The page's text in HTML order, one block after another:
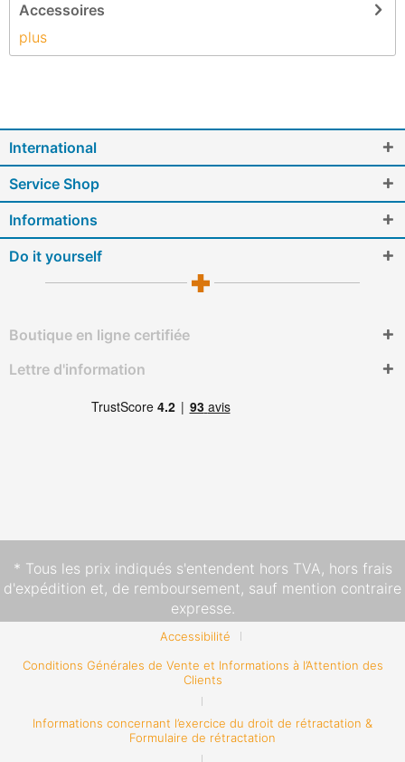
Accessoires
plus
International
Service Shop
Informations
Do it yourself
Boutique en ligne certifiée
Lettre d'information
* Tous les prix indiqués s'entendent hors TVA, hors frais
d'expédition et, de remboursement, sauf mention contraire
expresse.
Accessibilité
Conditions Générales de Vente et Informations à l’Attention des
Clients
Informations concernant l’exercice du droit de rétractation &
Formulaire de rétractation